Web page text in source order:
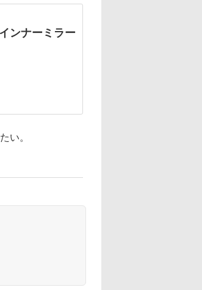
ンナーミラー
い。